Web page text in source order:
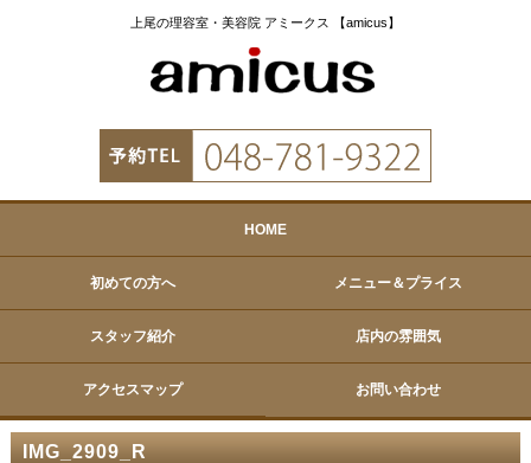
上尾の理容室・美容院 アミークス 【amicus】
HOME
初めての方へ メニュー＆プライス
スタッフ紹介 店内の雰囲気
アクセスマップ お問い合わせ
IMG_2909_R